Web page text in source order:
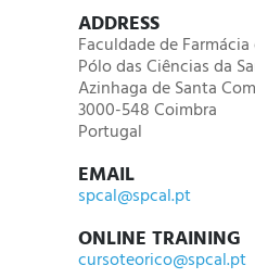
ADDRESS
Faculdade de
Pólo das Ciências da
Azinhaga de Santa
3000-548 Coimbra
Portugal
EMAIL
spcal@spcal.pt
ONLINE TRAINING
cursoteorico@spcal.pt